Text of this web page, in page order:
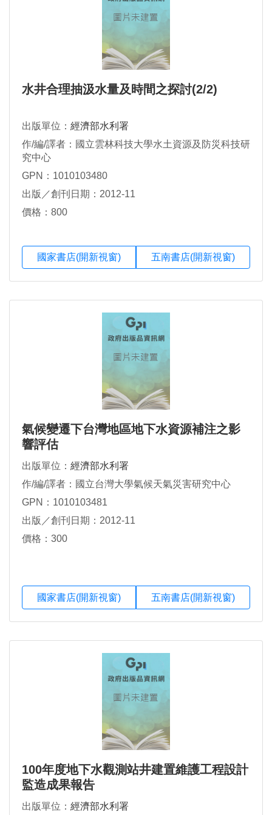
水井合理抽汲水量及時間之探討(2/2)
出版單位： 經濟部水利署
作/編/譯者：國立雲林科技大學水土資源及防災科技研
究中心
GPN：1010103480
出版／創刊日期：2012-11
價格：800
國家書店(開新視窗) 五南書店(開新視窗)
氣候變遷下台灣地區地下水資源補注之影
響評估
出版單位： 經濟部水利署
作/編/譯者：國立台灣大學氣候天氣災害研究中心
GPN：1010103481
出版／創刊日期：2012-11
價格：300
國家書店(開新視窗) 五南書店(開新視窗)
100年度地下水觀測站井建置維護工程設計
監造成果報告
出版單位： 經濟部水利署